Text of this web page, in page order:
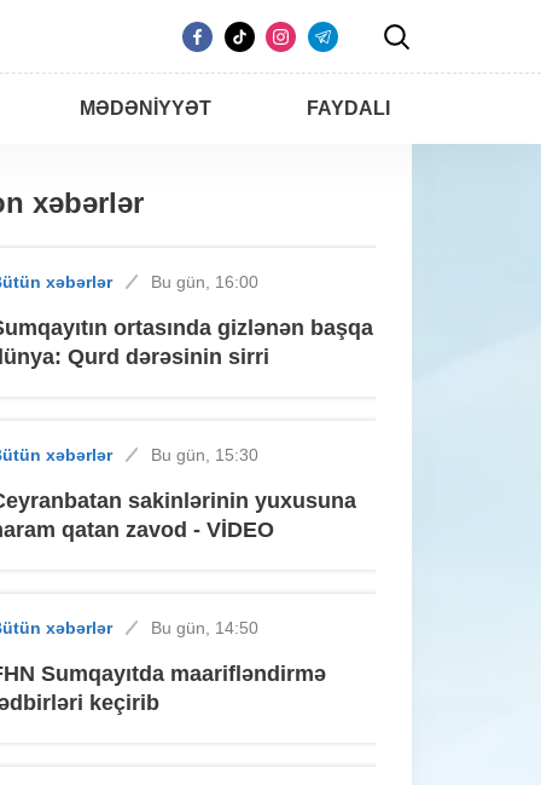
MƏDƏNIYYƏT FAYDALI
xəbərlər
xəbərlər Bu gün, 16:00
ortasında gizlənən başqa
Qurd dərəsinin sirri
xəbərlər Bu gün, 15:30
sakinlərinin yuxusuna
qatan zavod - VİDEO
xəbərlər Bu gün, 14:50
Sumqayıtda maarifləndirmə
keçirib